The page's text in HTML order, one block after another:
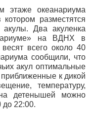
этаже океанариума
разместятся
акулы. Два акуленка
на ВДНХ в
всего около 40
сообщили, что
акул оптимальные
к дикой
температуру,
детенышей можно
до 22:00.